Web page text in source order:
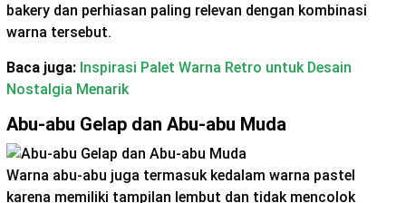
bakery dan perhiasan paling relevan dengan kombinasi
warna tersebut.
Baca juga: Inspirasi Palet Warna Retro untuk Desain
Nostalgia Menarik
Abu-abu Gelap dan Abu-abu Muda
Warna abu-abu juga termasuk kedalam warna pastel
karena memiliki tampilan lembut dan tidak mencolok